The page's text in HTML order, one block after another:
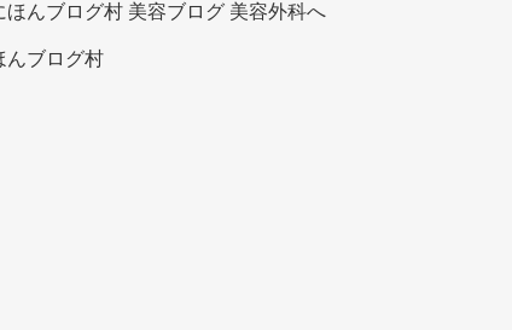
んブログ村